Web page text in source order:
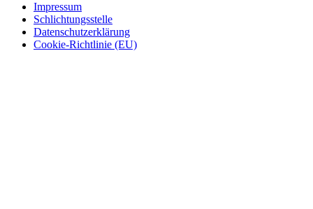
Impressum
Schlichtungsstelle
Datenschutzerklärung
Cookie-Richtlinie (EU)